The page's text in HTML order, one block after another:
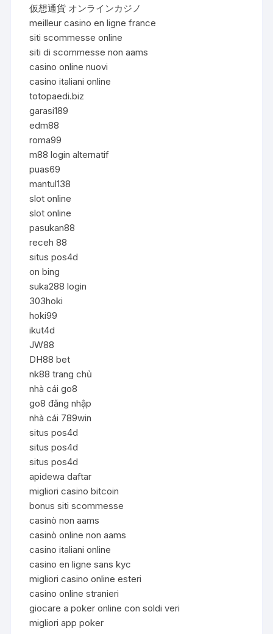
仮想通貨 オンラインカジノ
meilleur casino en ligne france
siti scommesse online
siti di scommesse non aams
casino online nuovi
casino italiani online
totopaedi.biz
garasi189
edm88
roma99
m88 login alternatif
puas69
mantul138
slot online
slot online
pasukan88
receh 88
situs pos4d
on bing
suka288 login
303hoki
hoki99
ikut4d
JW88
DH88 bet
nk88 trang chủ
nhà cái go8
go8 đăng nhập
nhà cái 789win
situs pos4d
situs pos4d
situs pos4d
apidewa daftar
migliori casino bitcoin
bonus siti scommesse
casinò non aams
casinò online non aams
casino italiani online
casino en ligne sans kyc
migliori casino online esteri
casino online stranieri
giocare a poker online con soldi veri
migliori app poker